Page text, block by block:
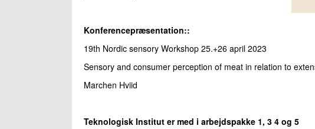
Konferencepræsentation::
19th Nordic sensory Workshop 25.+26 april 2023
Sensory and consumer perception of meat in relation to
Marchen Hviid
Teknologisk Institut er med i arbejdspakke 1, 3 4 og 5